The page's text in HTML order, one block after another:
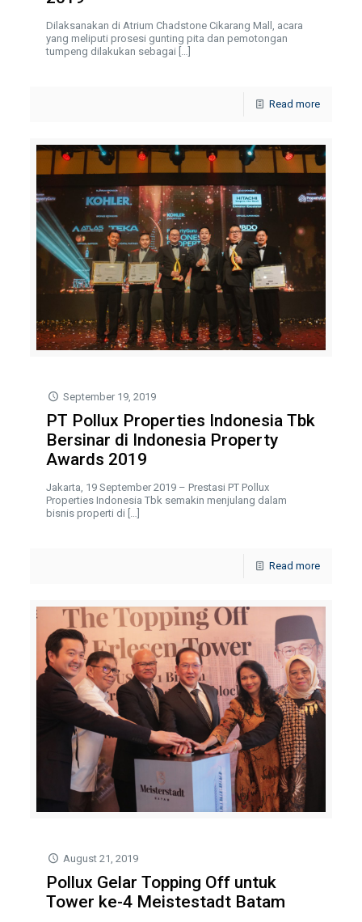
Dilaksanakan di Atrium Chadstone Cikarang Mall, acara
yang meliputi prosesi gunting pita dan pemotongan
tumpeng dilakukan sebagai […]
Read more
September 19, 2019
PT Pollux Properties Indonesia Tbk
Bersinar di Indonesia Property
Awards 2019
Jakarta, 19 September 2019 – Prestasi PT Pollux
Properties Indonesia Tbk semakin menjulang dalam
bisnis properti di
Read more
August 21, 2019
Pollux Gelar Topping Off untuk
Tower ke-4 Meistestadt Batam